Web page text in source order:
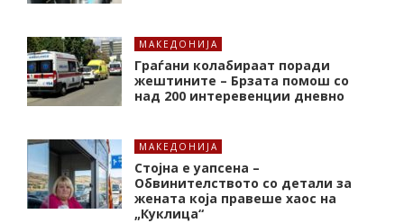
МАКЕДОНИЈА
Граѓани колабираат поради
жештините – Брзата помош со
над 200 интеревенции дневно
МАКЕДОНИЈА
Стојна е уапсена –
Обвинителството со детали за
жената која правеше хаос на
„Куклица“